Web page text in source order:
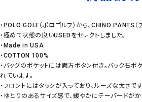
・POLO GOLF（ポロゴルフ）から、CHINO PANTS（
・極めて状態の良いUSEDをセレクトしました。
・Made in USA
・COTTON 100%
・バッグのポケットには両方ボタン付き。バック右
れています。
・フロントにはタックが入っており、ルーズな太さで
・ゆとりのあるサイズ感で、緩やかにテーパードが